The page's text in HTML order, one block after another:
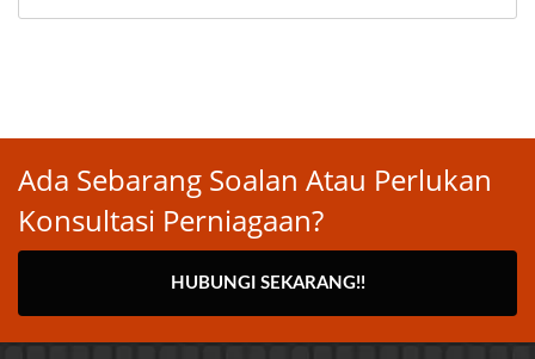
Ada Sebarang Soalan Atau Perlukan
Konsultasi Perniagaan?
HUBUNGI SEKARANG!!